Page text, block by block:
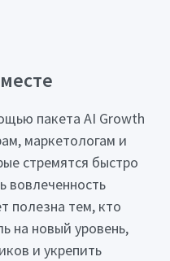
пакета AI Growth
маркетологам и
стремятся быстро
вовлеченность
полезна тем, кто
на новый уровень,
и укрепить